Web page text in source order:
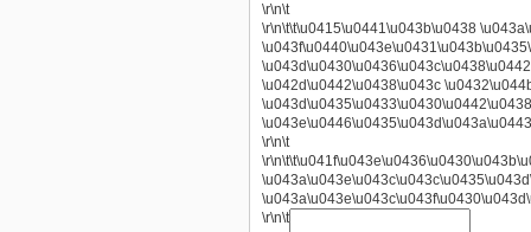
\r\n\t
\r\n\t\t\u0415\u0441\u043b\u0438
\u042d\u0442\u0438\u043c
\r\n\t
\r\n\t